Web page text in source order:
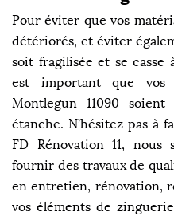
Pour éviter que vos
détériorés, et éviter
soit fragilisée et se casse
est important que vos
Montlegun 11090
étanche. N’hésitez pas à
FD Rénovation 11,
fournir des travaux de
en entretien, rénovation,
vos éléments de